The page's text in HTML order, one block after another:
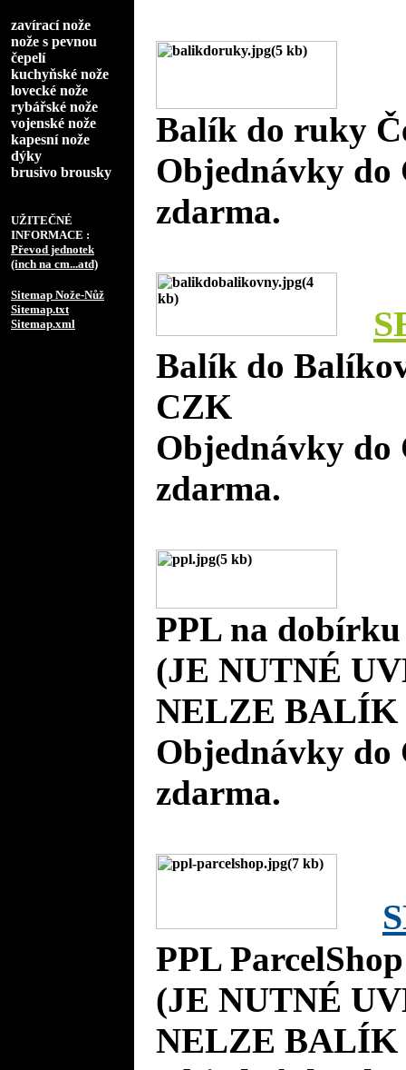
zavírací nože
nože s pevnou
čepelí
kuchyňské nože
lovecké nože
rybářské nože
vojenské nože
kapesní nože
dýky
brusivo brousky
UŽITEČNÉ
INFORMACE :
Převod jednotek
(inch na cm...atd)
Sitemap Nože-Nůž
Sitemap.txt
Sitemap.xml
Balík do ruky
Objednávky do
zdarma.
Balík do
CZK
Objednávky do
zdarma.
PPL na
(JE NUTNÉ
NELZE BALÍK
Objednávky do
zdarma.
PPL
(JE NUTNÉ
NELZE BALÍK